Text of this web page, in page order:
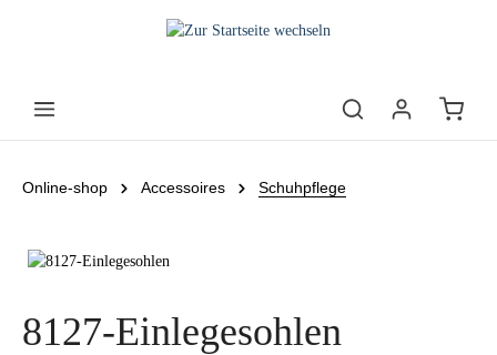
Online-shop Accessoires Schuhpflege
8127-Einlegesohlen